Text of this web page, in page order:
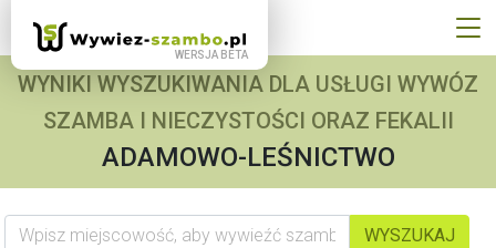
WYNIKI WYSZUKIWANIA DLA USŁUGI WYWÓZ
SZAMBA I NIECZYSTOŚCI ORAZ FEKALII
ADAMOWO-LEŚNICTWO
Wpisz miejscowość, aby wywieźć szambo
WYSZUKAJ